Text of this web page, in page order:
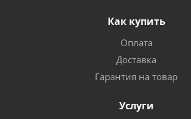
Как купить
Оплата
Доставка
Гарантия на товар
Услуги